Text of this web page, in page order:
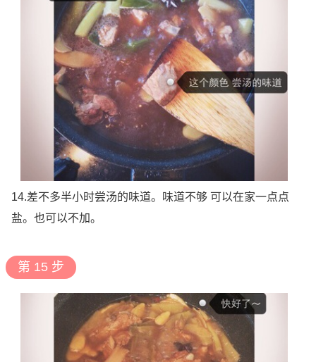
14.差不多半小时尝汤的味道。味道不够 可以在家一点点
盐。也可以不加。
第 15 步